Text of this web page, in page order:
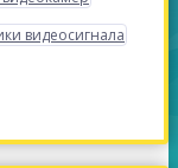
видеосигнала